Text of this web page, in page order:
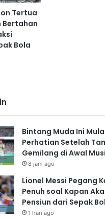
Tertua
Bertahan
Bola
Bintang Muda Ini
Perhatian Setelah
Gemilang di Awal
8 jam ago
Lionel Messi Pegang
Penuh soal Kapan
Pensiun dari Sepak
1 hari ago